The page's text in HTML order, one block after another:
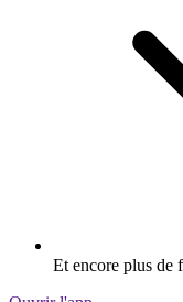
Et encore plus de